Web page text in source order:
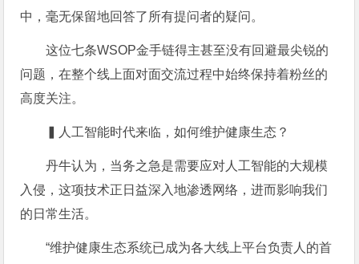
中，毫无保留地回答了所有提问者的疑问。
这位七条WSOP金手链得主甚至没有回避最尖锐的
问题，在整个线上面对面交流过程中始终保持着粉丝的
高度关注。
▍人工智能时代来临，如何维护健康生态？
丹牛认为，当务之急是需要应对人工智能的大规模
入侵，这项技术正日益深入地渗透网络，进而影响我们
的日常生活。
“维护健康生态系统已成为各大线上平台负责人的首